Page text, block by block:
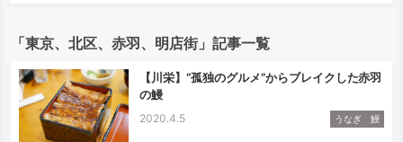
「東京、北区、赤羽、明店街」記事一覧
【川栄】”孤独のグルメ”からブレイクした赤羽
の鰻
2020.4.5 うなぎ 鰻